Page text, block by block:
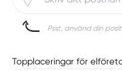
Psst, använd din
Topplaceringar för